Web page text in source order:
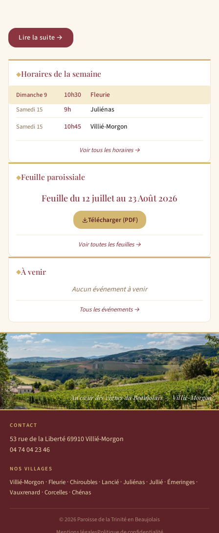
Lire la suite →
Horaires de la semaine
Dimanche 9 10h30 Fleurie
Samedi 15 9h Juliénas
Samedi 15 10h45 Villié-Morgon
Voir tous les horaires →
Feuille paroissiale
Feuille du 12 juillet au 23 Août 2026
Télécharger (PDF)
Voir toutes les feuilles →
À venir
Aucun événement à venir
Tous les événements →
Au cœur des vignes du Beaujolais — Villié-Morgon
CONTACT
53 rue de la Liberté 69910 Villié-Morgon
04 74 04 23 46
NOS VILLAGES
Villié-Morgon · Fleurie · Chiroubles · Lancié · Juliénas · Jullié · Émeringes ·
Vauxrenard · Corcelles · Chénas
© 2026 Paroisse de la Trinité en Beaujolais